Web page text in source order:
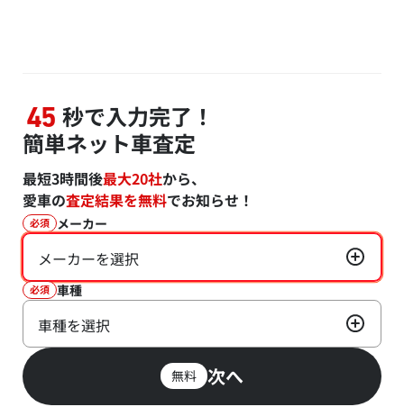
45 秒で入力完了！
簡単ネット車査定
最短3時間後最大20社から、
愛車の査定結果を無料でお知らせ！
必須 メーカー
メーカーを選択
必須 車種
車種を選択
無料 次へ